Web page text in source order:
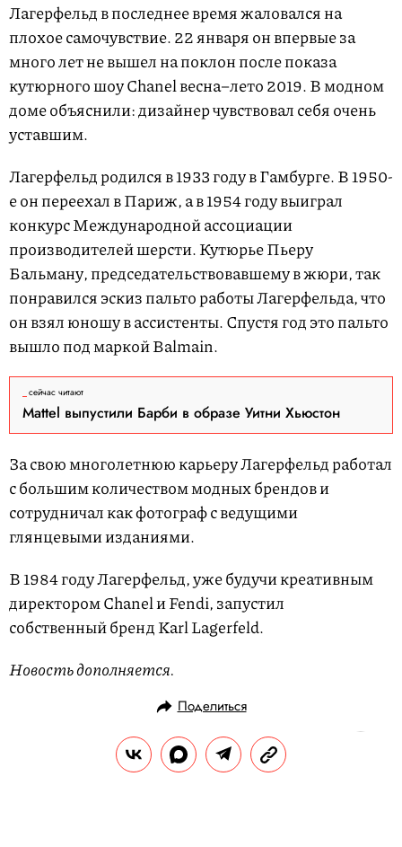
Лагерфельд в последнее время жаловался на
плохое самочувствие. 22 января он впервые за
много лет не вышел на поклон после показа
кутюрного шоу Chanel весна–лето 2019. В модном
доме объяснили: дизайнер чувствовал себя очень
уставшим.
Лагерфельд родился в 1933 году в Гамбурге. В 1950-
е он переехал в Париж, а в 1954 году выиграл
конкурс Международной ассоциации
производителей шерсти. Кутюрье Пьеру
Бальману, председательствовавшему в жюри, так
понравился эскиз пальто работы Лагерфельда, что
он взял юношу в ассистенты. Спустя год это пальто
вышло под маркой Balmain.
сейчас читают
Mattel выпустили Барби в образе Уитни Хьюстон
За свою многолетнюю карьеру Лагерфельд работал
с большим количеством модных брендов и
сотрудничал как фотограф с ведущими
глянцевыми изданиями.
В 1984 году Лагерфельд, уже будучи креативным
директором Chanel и Fendi, запустил
собственный бренд Karl Lagerfeld.
Новость дополняется.
Поделиться